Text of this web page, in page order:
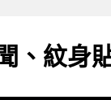
、紋身